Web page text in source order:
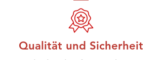
Qualität und Sicherheit